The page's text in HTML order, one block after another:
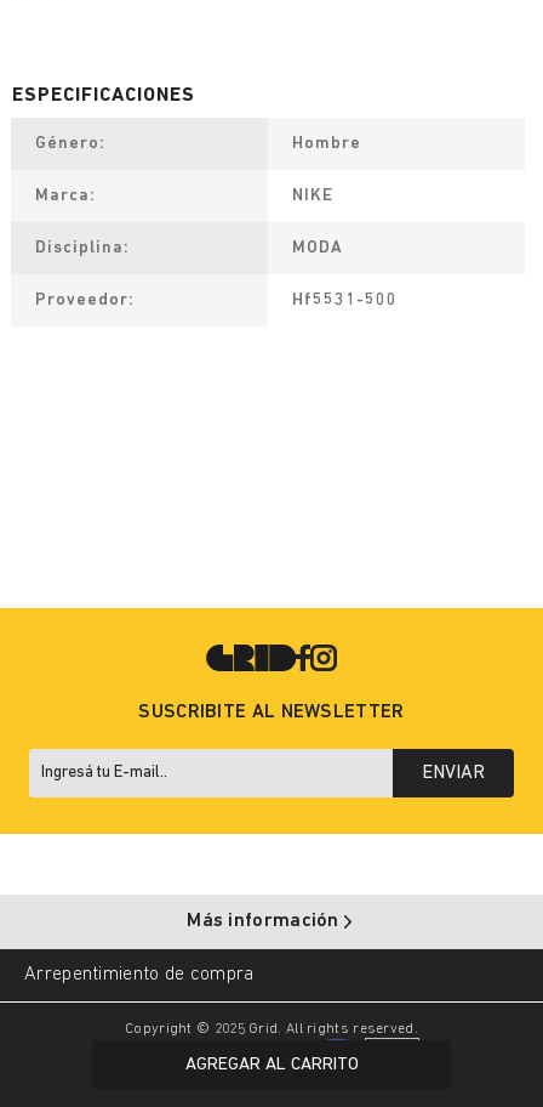
AGREGAR AL CARRITO
Género Hombre
Marca NIKE
Disciplina MODA
Proveedor Hf5531-500
SUSCRIBITE AL NEWSLETTER
ENVIAR
Más información
Arrepentimiento de compra
Copyright © 2025 Grid. All rights reserved.